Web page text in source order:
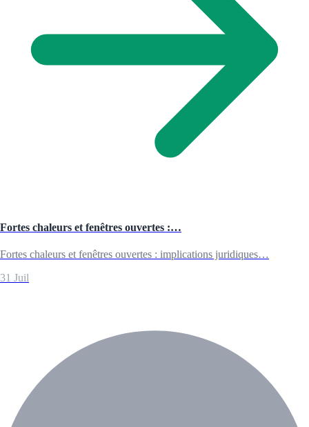
Fortes chaleurs et fenêtres ouvertes :…
Fortes chaleurs et fenêtres ouvertes : implications juridiques…
31 Juil